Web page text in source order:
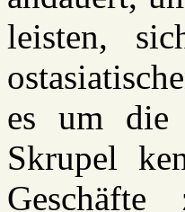
leisten,
es um die
Skrupel